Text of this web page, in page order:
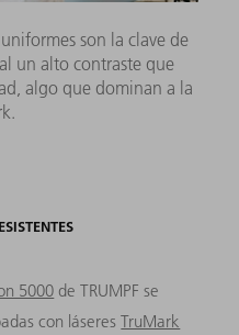
son la clave de
un alto contraste que
algo que dominan a la
5000 de TRUMPF se
con láseresTruMark